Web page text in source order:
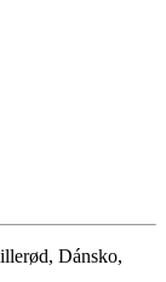
Dánsko,